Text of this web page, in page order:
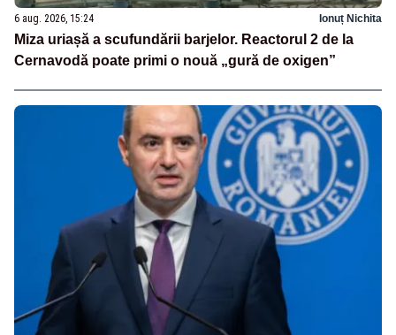
6 aug. 2026, 15:24 Ionuț Nichita
Miza uriașă a scufundării barjelor. Reactorul 2 de la
Cernavodă poate primi o nouă „gură de oxigen”